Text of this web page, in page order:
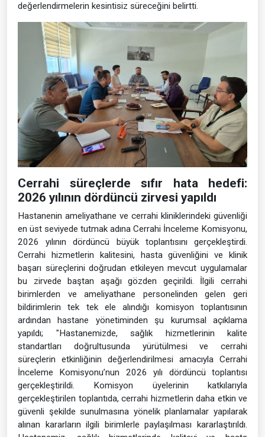
değerlendirmelerin kesintisiz süreceğini belirtti.
Cerrahi süreçlerde sıfır hata hedefi:
2026 yılının dördüncü zirvesi yapıldı
Hastanenin ameliyathane ve cerrahi kliniklerindeki güvenliği
en üst seviyede tutmak adına Cerrahi İnceleme Komisyonu,
2026 yılının dördüncü büyük toplantısını gerçekleştirdi.
Cerrahi hizmetlerin kalitesini, hasta güvenliğini ve klinik
başarı süreçlerini doğrudan etkileyen mevcut uygulamalar
bu zirvede baştan aşağı gözden geçirildi. İlgili cerrahi
birimlerden ve ameliyathane personelinden gelen geri
bildirimlerin tek tek ele alındığı komisyon toplantısının
ardından hastane yönetiminden şu kurumsal açıklama
yapıldı; "Hastanemizde, sağlık hizmetlerinin kalite
standartları doğrultusunda yürütülmesi ve cerrahi
süreçlerin etkinliğinin değerlendirilmesi amacıyla Cerrahi
İnceleme Komisyonu’nun 2026 yılı dördüncü toplantısı
gerçekleştirildi. Komisyon üyelerinin katkılarıyla
gerçekleştirilen toplantıda, cerrahi hizmetlerin daha etkin ve
güvenli şekilde sunulmasına yönelik planlamalar yapılarak
alınan kararların ilgili birimlerle paylaşılması kararlaştırıldı.